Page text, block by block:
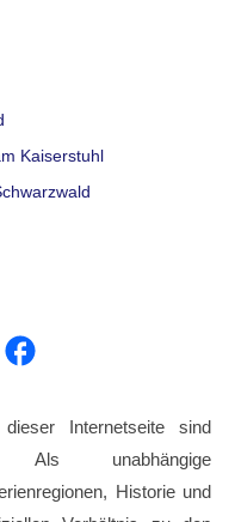
Kaiserstuhl
Internetseite sind
Als unabhängige
Historie und